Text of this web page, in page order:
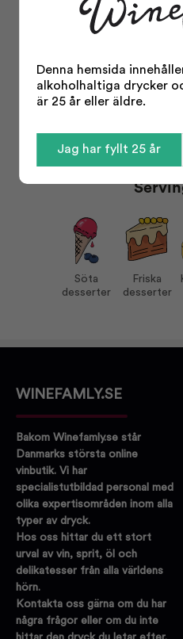
Typ:
Årgång:
Odling:
Alkohol %:
Portvinstyper:
Korkvariant:
Vin till:
Visa
Söta
desserter
Friska
desserter
WINEFAMLY.SE
Bakom Winefamly.se står
Danmarks största online
vinbutik. Vi har
specialistutbildad personal med
olika expertisområden inom alla
typer av dryck.
Hos oss hittar du ett stort
urval av vin, sprit, öl och
delikatesser från alla världens
hörn.
Kontakta oss gärna om du har
några frågor eller om du inte
Denna hemsida
alkoholhaltiga drycker
är 25 år eller äldre.
Jag har fyllt 25 år